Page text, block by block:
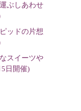
ぶしあわせ
ッドの片想
スイーツや
日開催)